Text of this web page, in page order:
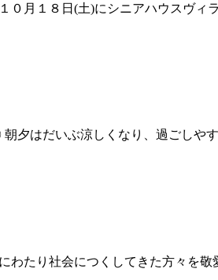
月１８日(土)にシニアハウスヴィ
夕はだいぶ涼しくなり、過ごし
たり社会につくしてきた方々を